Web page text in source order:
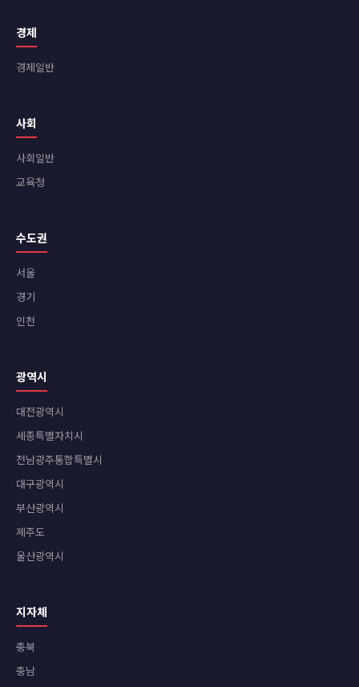
경제
경제일반
사회
사회일반
교육청
수도권
서울
경기
인천
광역시
대전광역시
세종특별자치시
전남광주통합특별시
대구광역시
부산광역시
제주도
울산광역시
지자체
충북
충남